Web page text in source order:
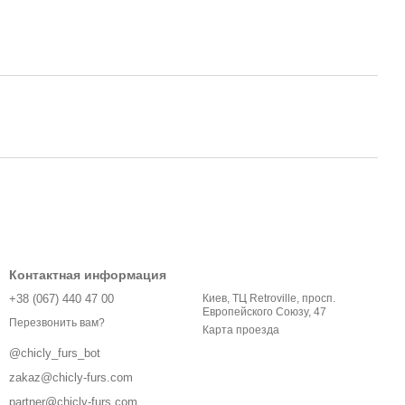
Контактная информация
+38 (067) 440 47 00
Перезвонить вам?
@chicly_furs_bot
zakaz@chicly-furs.com
partner@chicly-furs.com
Киев, ТЦ Retroville, просп.
Европейского Союзу, 47
Карта проезда